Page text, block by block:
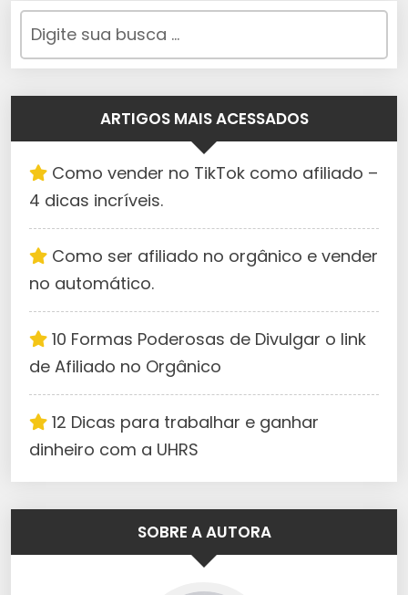
ARTIGOS MAIS ACESSADOS
Como vender no TikTok como afiliado –
4 dicas incríveis.
Como ser afiliado no orgânico e vender
no automático.
10 Formas Poderosas de Divulgar o link
de Afiliado no Orgânico
12 Dicas para trabalhar e ganhar
dinheiro com a UHRS
SOBRE A AUTORA